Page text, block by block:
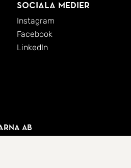
Sociala medier
Instagram
Facebook
LinkedIn
AB